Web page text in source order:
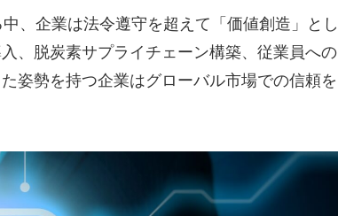
、企業は法令遵守を超えて「価値創造」とし
、脱炭素サプライチェーン構築、従業員への
姿勢を持つ企業はグローバル市場での信頼を